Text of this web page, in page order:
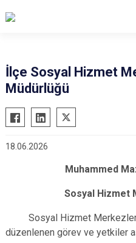
Bahçesaray
Başkale
Çatak
İlçe Sosyal Hizmet
Müdürlüğü
18.06.2026
Muhammed
Sosyal Hizmet
Sosyal Hizmet
düzenlenen görev ve yetkiler